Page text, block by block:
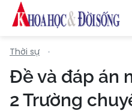
Thời sự
Đề và đáp án
2 Trường